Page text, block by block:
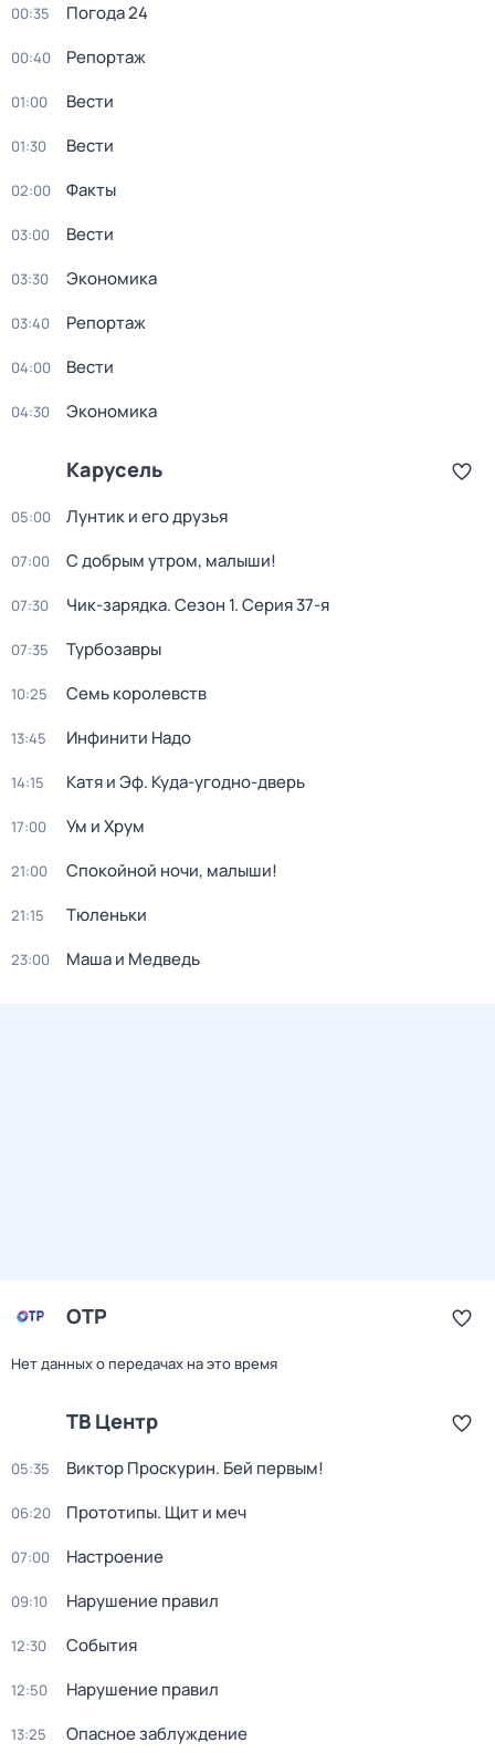
00:35 Погода 24
00:40 Репортаж
01:00 Вести
01:30 Вести
02:00 Факты
03:00 Вести
03:30 Экономика
03:40 Репортаж
04:00 Вести
04:30 Экономика
Карусель
05:00 Лунтик и его друзья
07:00 С добрым утром, малыши!
07:30 Чик-зарядка. Сезон 1. Серия 37-я
07:35 Турбозавры
10:25 Семь королевств
13:45 Инфинити Надо
14:15 Катя и Эф. Куда-угодно-дверь
17:00 Ум и Хрум
21:00 Спокойной ночи, малыши!
21:15 Тюленьки
23:00 Маша и Медведь
ОТР
Нет данных о передачах на это время
ТВ Центр
05:35 Виктор Проскурин. Бей первым!
06:20 Прототипы. Щит и меч
07:00 Настроение
09:10 Нарушение правил
12:30 События
12:50 Нарушение правил
13:25 Опасное заблуждение